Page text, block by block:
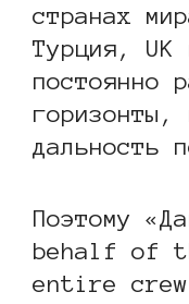
странах
Турция,
постоянно
горизонты,
дальность
Поэтому
behalf of
entire